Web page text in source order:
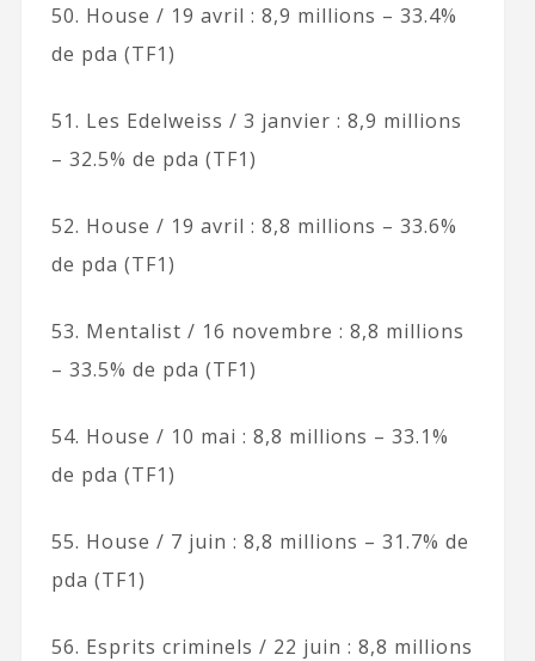
50. House / 19 avril : 8,9 millions – 33.4%
de pda (TF1)
51. Les Edelweiss / 3 janvier : 8,9 millions
– 32.5% de pda (TF1)
52. House / 19 avril : 8,8 millions – 33.6%
de pda (TF1)
53. Mentalist / 16 novembre : 8,8 millions
– 33.5% de pda (TF1)
54. House / 10 mai : 8,8 millions – 33.1%
de pda (TF1)
55. House / 7 juin : 8,8 millions – 31.7% de
pda (TF1)
56. Esprits criminels / 22 juin : 8,8 millions